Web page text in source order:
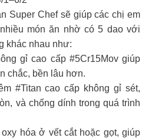
Super Chef sẽ giúp các chị em
món ăn nhờ có 5 dao với
khác nhau như:
gỉ cao cấp #5Cr15Mov giúp
chắc, bền lâu hơn.
#Titan cao cấp không gỉ sét,
và chống dính trong quá trình
hóa ở vết cắt hoặc gọt, giúp